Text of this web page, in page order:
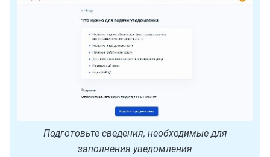
Подготовьте сведения, необходимые для
заполнения уведомления